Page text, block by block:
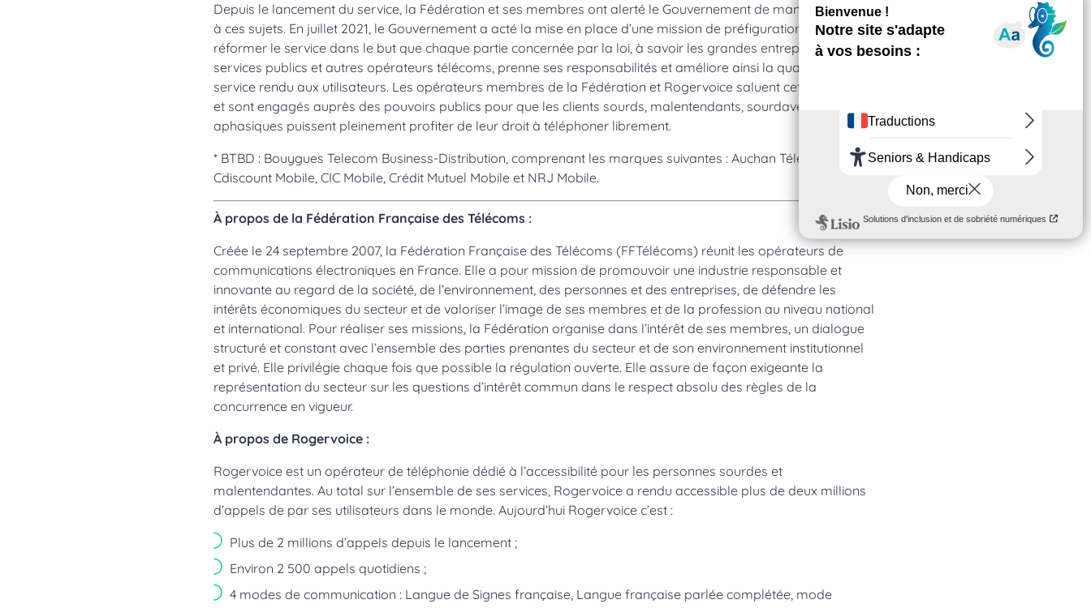
Depuis le lancement du service, la Fédération et ses membres ont alerté le Gouvernement de manière continue
à ces sujets. En juillet 2021, le Gouvernement a acté la mise en place d’une mission de préfiguration visant à
réformer le service dans le but que chaque partie concernée par la loi, à savoir les grandes entreprises,
services publics et autres opérateurs télécoms, prenne ses responsabilités et améliore ainsi la qualité du
service rendu aux utilisateurs. Les opérateurs membres de la Fédération et Rogervoice saluent cette avancée
et sont engagés auprès des pouvoirs publics pour que les clients sourds, malentendants, sourdaveugles et
aphasiques puissent pleinement profiter de leur droit à téléphoner librement.
* BTBD : Bouygues Telecom Business-Distribution, comprenant les marques suivantes : Auchan Télécom,
Cdiscount Mobile, CIC Mobile, Crédit Mutuel Mobile et NRJ Mobile.
À propos de la Fédération Française des Télécoms :
Créée le 24 septembre 2007, la Fédération Française des Télécoms (FFTélécoms) réunit les opérateurs de
communications électroniques en France. Elle a pour mission de promouvoir une industrie responsable et
innovante au regard de la société, de l’environnement, des personnes et des entreprises, de défendre les
intérêts économiques du secteur et de valoriser l’image de ses membres et de la profession au niveau national
et international. Pour réaliser ses missions, la Fédération organise dans l’intérêt de ses membres, un dialogue
structuré et constant avec l’ensemble des parties prenantes du secteur et de son environnement institutionnel
et privé. Elle privilégie chaque fois que possible la régulation ouverte. Elle assure de façon exigeante la
représentation du secteur sur les questions d’intérêt commun dans le respect absolu des règles de la
concurrence en vigueur.
À propos de Rogervoice :
Rogervoice est un opérateur de téléphonie dédié à l’accessibilité pour les personnes sourdes et
malentendantes. Au total sur l’ensemble de ses services, Rogervoice a rendu accessible plus de deux millions
d’appels de par ses utilisateurs dans le monde. Aujourd’hui Rogervoice c’est :
Plus de 2 millions d’appels depuis le lancement ;
Environ 2 500 appels quotidiens ;
4 modes de communication : Langue de Signes française, Langue française parlée complétée, mode